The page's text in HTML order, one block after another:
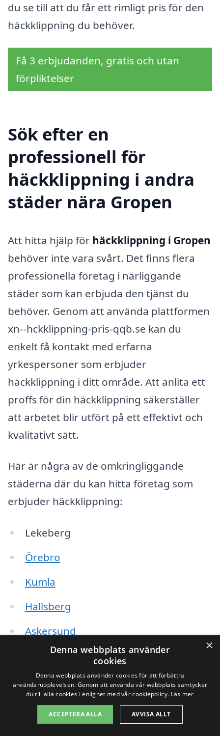
du se till att du får ett rimligt pris för den
häckklippning du behöver.
Få 3 erbjudanden, gratis och utan
förpliktelser
Sök efter en
professionell för
häckklippning i andra
städer nära Gropen
Att hitta hjälp för häckklippning i Gropen
behöver inte vara svårt. Det finns flera
professionella företag i närliggande
städer som kan erbjuda den tjänst du
behöver. Genom att använda plattformen
xn--hckklippning-pris-qqb.se kan du
enkelt få kontakt med erfarna
yrkespersoner som erbjuder
häckklippning i ditt område. Att anlita ett
proffs för din häckklippning säkerställer
att arbetet blir utfört på ett effektivt och
kvalitativt sätt.
Här är några av de omkringliggande
städerna där du kan hitta företag som
erbjuder häckklippning:
Lekeberg
Örebro
Kumla
Hallsberg
Askersund
Degerfors
Nora
Lindesberg
×
Denna webbplats använder
cookies
Denna webbplats använder cookies för att förbättra
användarupplevelsen. Genom att använda vår webbplats samtycker
du till alla cookies i enlighet med vår cookiepolicy. Läs mer
ACCEPTERA ALLA AVVISA ALLT